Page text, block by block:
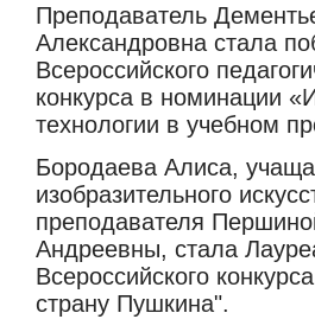
Преподаватель
Александровна стала
Всероссийского
конкурса в номинации
технологии в учебном
Бородаева Алиса,
изобразительного
преподавателя
Андреевны, стала
Всероссийского
страну Пушкина".